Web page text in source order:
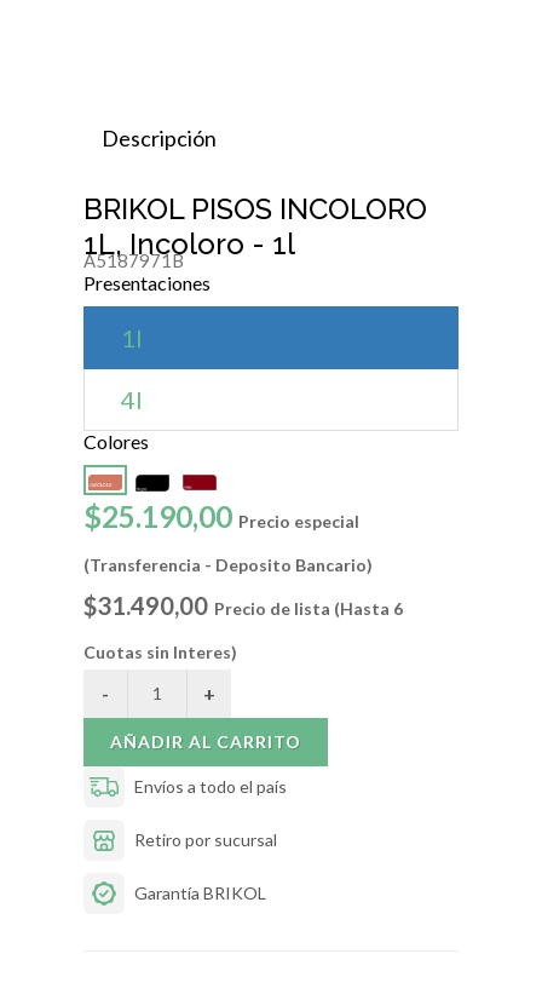
Descripción
BRIKOL PISOS INCOLORO
1L, Incoloro - 1l
A5187971B
Presentaciones
1l
4l
Colores
$25.190,00 Precio especial
(Transferencia - Deposito Bancario)
$31.490,00 Precio de lista (Hasta 6
Cuotas sin Interes)
AÑADIR AL CARRITO
Envíos a todo el país
Retiro por sucursal
Garantía BRIKOL